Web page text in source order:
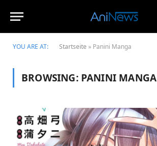
YOU ARE AT: Startseite » Panini Manga
BROWSING: PANINI MANGA